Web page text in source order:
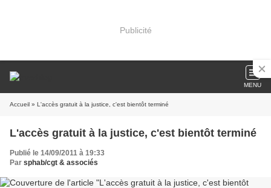
Publicité
MENU
Accueil » L'accès gratuit à la justice, c'est bientôt terminé
L'accès gratuit à la justice, c'est bientôt terminé
Publié le 14/09/2011 à 19:33
Par sphab/cgt & associés